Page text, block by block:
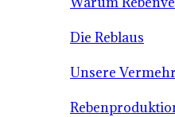
Die Reblaus
Unsere